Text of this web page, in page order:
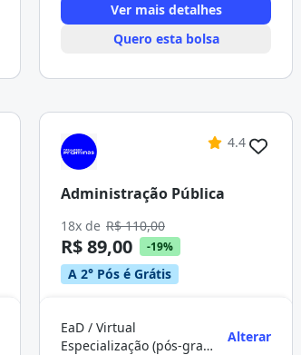
Ver mais detalhes
Quero esta bolsa
4.4
Administração Pública
18x de R$ 110,00
R$ 89,00 -19%
A 2° Pós é Grátis
EaD / Virtual
Especialização (pós-graduação)
Alterar